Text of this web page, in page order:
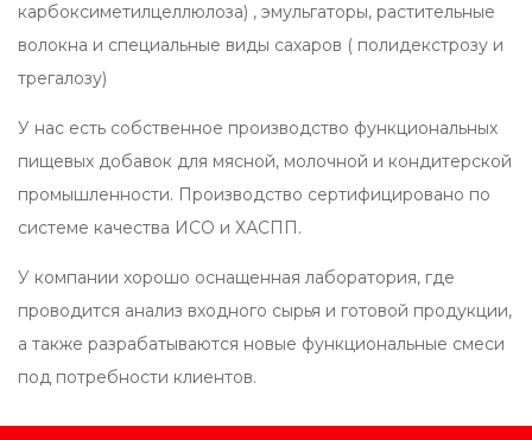
карбоксиметилцеллюлоза) , эмульгаторы, растительные
волокна и специальные виды сахаров ( полидекстрозу и
трегалозу)
У нас есть собственное производство функциональных
пищевых добавок для мясной, молочной и кондитерской
промышленности. Производство сертифицировано по
системе качества ИСО и ХАСПП.
У компании хорошо оснащенная лаборатория, где
проводится анализ входного сырья и готовой продукции,
а также разрабатываются новые функциональные смеси
под потребности клиентов.